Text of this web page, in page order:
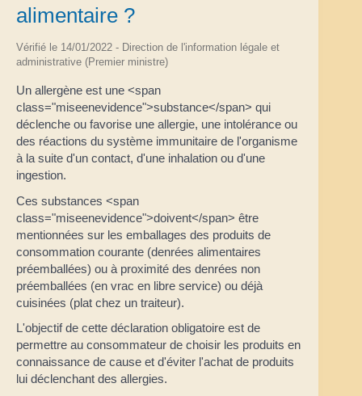
alimentaire ?
Vérifié le 14/01/2022 - Direction de l'information légale et
administrative (Premier ministre)
Un allergène est une <span
class="miseenevidence">substance</span> qui
déclenche ou favorise une allergie, une intolérance ou
des réactions du système immunitaire de l'organisme
à la suite d'un contact, d'une inhalation ou d'une
ingestion.
Ces substances <span
class="miseenevidence">doivent</span> être
mentionnées sur les emballages des produits de
consommation courante (denrées alimentaires
préemballées) ou à proximité des denrées non
préemballées (en vrac en libre service) ou déjà
cuisinées (plat chez un traiteur).
L'objectif de cette déclaration obligatoire est de
permettre au consommateur de choisir les produits en
connaissance de cause et d'éviter l'achat de produits
lui déclenchant des allergies.